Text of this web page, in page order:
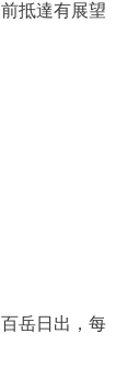
抵達有展望
岳日出，每